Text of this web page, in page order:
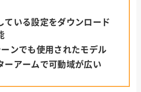
ている設定をダウンロード
ンでも使用されたモデル
ーアームで可動域が広い